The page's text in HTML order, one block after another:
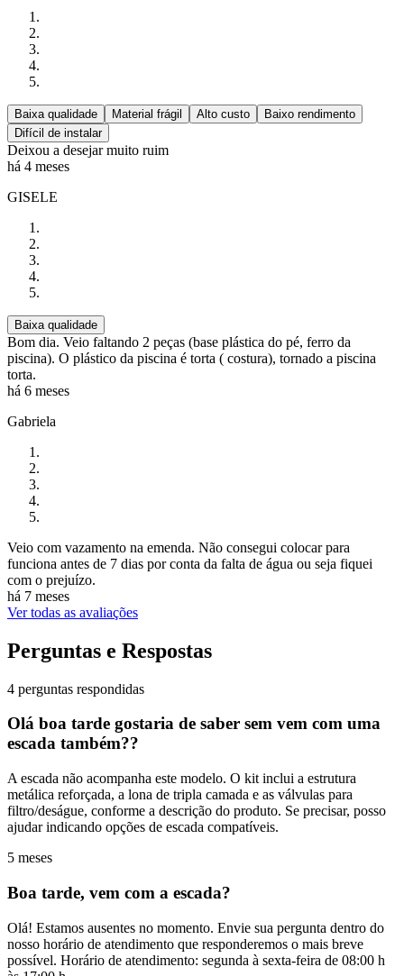
Baixa qualidade Material frágil Alto custo
Baixo rendimento
Difícil de instalar
Deixou a desejar muito ruim
há 4 meses
GISELE
Baixa qualidade
Bom dia. Veio faltando 2 peças (base plástica do pé, ferro da
piscina). O plástico da piscina é torta ( costura), tornado a piscina
torta.
há 6 meses
Gabriela
Veio com vazamento na emenda. Não consegui colocar para
funciona antes de 7 dias por conta da falta de água ou seja fiquei
com o prejuízo.
há 7 meses
Ver todas as avaliações
Perguntas e Respostas
4 perguntas respondidas
Olá boa tarde gostaria de saber sem vem com uma
escada também??
A escada não acompanha este modelo. O kit inclui a estrutura
metálica reforçada, a lona de tripla camada e as válvulas para
filtro/deságue, conforme a descrição do produto. Se precisar, posso
ajudar indicando opções de escada compatíveis.
5 meses
Boa tarde, vem com a escada?
Olá! Estamos ausentes no momento. Envie sua pergunta dentro do
nosso horário de atendimento que responderemos o mais breve
possível. Horário de atendimento: segunda à sexta-feira de 08:00 h